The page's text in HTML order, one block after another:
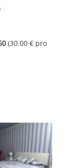
(30.00 € pro